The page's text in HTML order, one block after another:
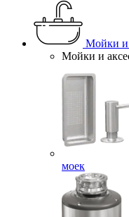
Мойки и
Мойки и
моек